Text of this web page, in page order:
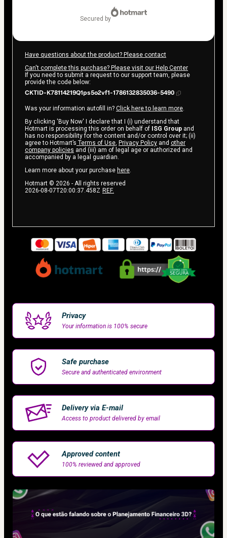
secured by
Have questions about the product? Please contact
Can't complete this purchase? Please visit our Help Center
If you need to submit a request to our support team, please
provide the code below:
CKTID-K78114219Q1ps5o2vf1-1786132835036-5490
Was your information autofill in? Click here to learn more.
By clicking 'Buy Now' I declare that I (i) understand that
Hotmart is processing this order on behalf of ISG Group and
has no responsibility for the content and/or control over it; (ii)
agree to Hotmart’s Terms of Use, Privacy Policy and other
company policies and (iii) am of legal age or authorized and
accompanied by a legal guardian.
Learn more about your purchase here.
Hotmart © 2026 - All rights reserved
2026-08-07T20:00:37.458Z REF.
Privacy
Your information is 100% secure
Safe purchase
Secure and authenticated environment
Delivery via E-mail
Access to product delivered by email
Approved content
100% reviewed and approved